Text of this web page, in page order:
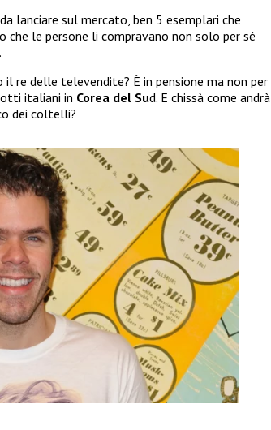
lanciare sul mercato, ben 5 esemplari che
che le persone li compravano non solo per sé
re delle televendite? È in pensione ma non per
italiani in Corea del Sud. E chissà come andrà
dei coltelli?